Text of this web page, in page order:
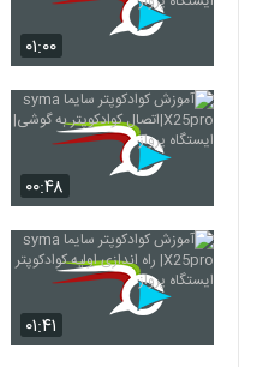
۰۱:۰۰
۰۰:۴۸
۰۱:۴۱